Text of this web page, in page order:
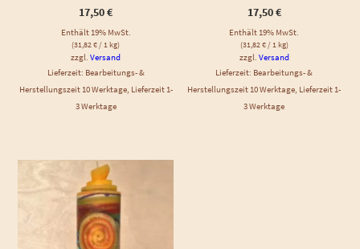
17,50€
Enthält 19% MwSt.
(31,82€/ 1 kg)
zzgl.Versand
Lieferzeit: Bearbeitungs- &
Herstellungszeit 10 Werktage, Lieferzeit 1-
3 Werktage
17,50€
Enthält 19% MwSt.
(31,82€/ 1 kg)
zzgl. Versand
Lieferzeit: Bearbeitungs- &
Herstellungszeit 10 Werktage, Lieferzeit 1-
3 Werktage